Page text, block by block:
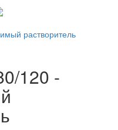
растворитель
120 -